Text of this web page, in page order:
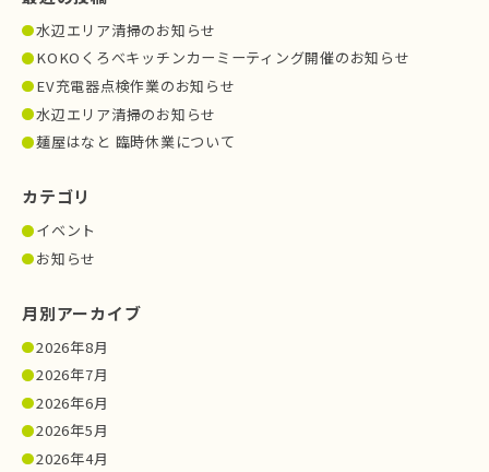
水辺エリア清掃のお知らせ
KOKOくろべキッチンカーミーティング開催のお知らせ
EV充電器点検作業のお知らせ
水辺エリア清掃のお知らせ
麺屋はなと 臨時休業について
カテゴリ
イベント
お知らせ
月別アーカイブ
2026年8月
2026年7月
2026年6月
2026年5月
2026年4月